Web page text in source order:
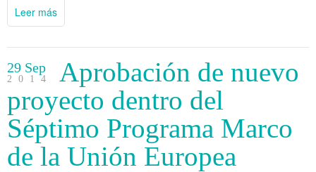
Leer más
29 Sep
2014
Aprobación de nuevo
proyecto dentro del
Séptimo Programa Marco
de la Unión Europea